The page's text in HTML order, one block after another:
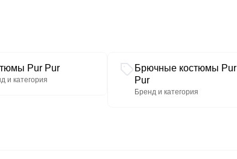
Pur Pur
и категория
Брючные костюмы Pur
Pur
Бренд и категория